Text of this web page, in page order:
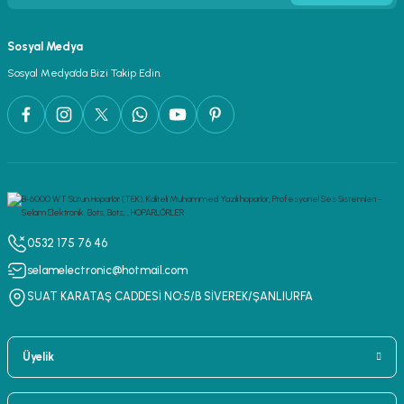
Sosyal Medya
Sosyal Medya’da Bizi Takip Edin.
0532 175 76 46
selamelectronic@hotmail.com
SUAT KARATAŞ CADDESİ NO:5/B SİVEREK/ŞANLIURFA
Üyelik